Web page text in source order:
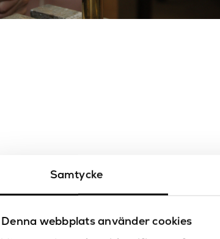
Samtycke
Denna webbplats använder cookies